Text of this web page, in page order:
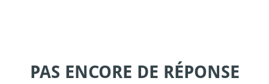
PAS ENCORE DE RÉPONSE